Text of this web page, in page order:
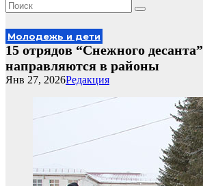
Молодежь и дети
15 отрядов “Снежного десанта”
направляются в районы
Редакция
Янв 27, 2026